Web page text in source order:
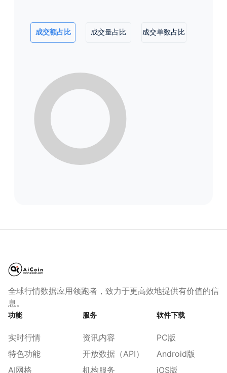
成交额占比 成交量占比 成交单数占比
全球行情数据应用领跑者，致力于更高效地提供有价值的信
息。
功能
实时行情
特色功能
AI网格
服务
资讯内容
开放数据（API）
机构服务
软件下载
PC版
Android版
iOS版